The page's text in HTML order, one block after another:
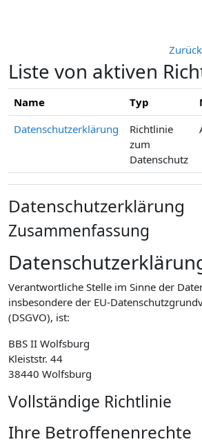
Liste von aktiven
Name Typ
Datenschutzerklärung
Richtlinie
zum
Datenschutz
Datenschutzerklärung
Zusammenfassung
Verantwortliche Stelle im Sinne der
insbesondere der EU-
(DSGVO), ist:
BBS II Wolfsburg
Kleiststr. 44
38440 Wolfsburg
Vollständige Richtlinie
Ihre Betroffenenrechte